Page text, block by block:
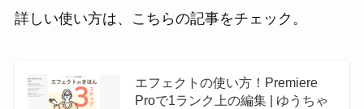
詳しい使い方は、こちらの記事をチェック。
エフェクトの使い方！Premiere
Proで1ランク上の編集 | ゆうちゃ